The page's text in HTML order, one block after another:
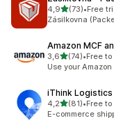
4,9de 5 estrelas
(73)
73 total de
•Free
Zásilkovna
Amazon MCF
3,6de 5 estrelas
(74)
74 total de
•Free
Use your
iThink Logistics
4,2de 5 estrelas
(81)
81 total de
•Free
E-commerce